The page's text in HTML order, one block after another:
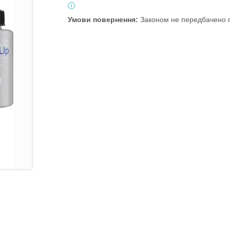
Законом не передбачено